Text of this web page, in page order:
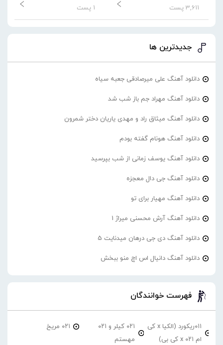
3,611 پست
1 پست
جدیدترین ها
دانلود آهنگ علی میرصادقی جعبه سیاه
دانلود آهنگ مهراد جم باز شب شد
دانلود آهنگ میثاق راد و مهدی یاریان دختر شمرون
دانلود آهنگ هونام گفته بودم
دانلود آهنگ یوسف زمانی از شب بپرسید
دانلود آهنگ جی دال معجزه
دانلود آهنگ مهیار برای تو
دانلود آهنگ آرش محسنی میراژ 1
دانلود آهنگ دی جی درهان میدنایت 5
دانلود آهنگ دانیال اس اچ منو ببخش
فهرست خوانندگان
۰۱۱ریکورد (الکیا x کی
ام ۰۲۱ x کی بی)
۰۲۱ کیلر و ۰۲۱
مهستم
۰۲۱ مریخ